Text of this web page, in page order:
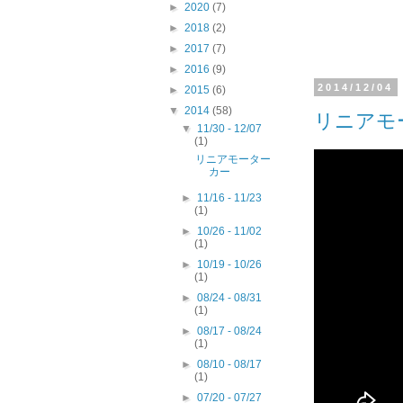
2014/12/04
リニアモ
► 2020 (7)
► 2018 (2)
► 2017 (7)
► 2016 (9)
► 2015 (6)
▼ 2014 (58)
▼ 11/30 - 12/07
(1)
リニアモーター
カー
► 11/16 - 11/23
(1)
► 10/26 - 11/02
(1)
► 10/19 - 10/26
(1)
►08/24 - 08/31
(1)
►08/17 - 08/24
(1)
►08/10 - 08/17
(1)
►07/20 - 07/27